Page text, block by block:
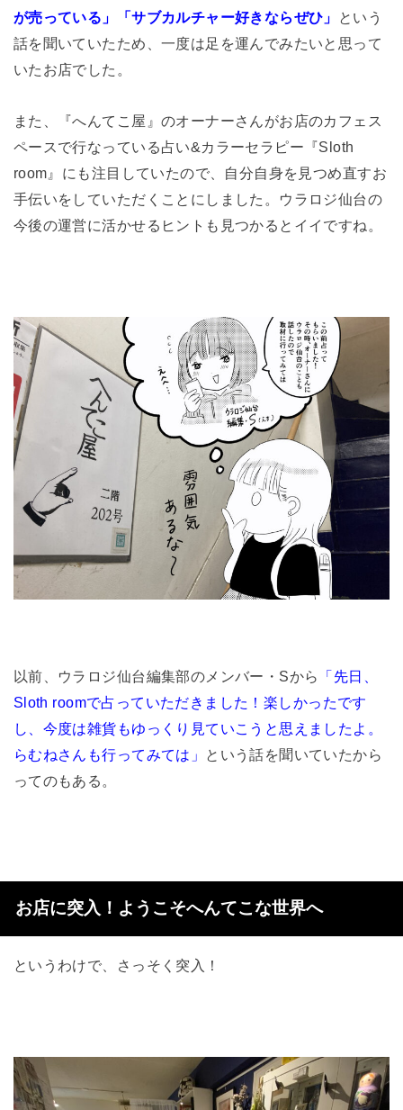
が売っている」「サブカルチャー好きならぜひ」
という
話を聞いていたため、一度は足を運んでみたいと思って
いたお店でした。
また、『へんてこ屋』のオーナーさんがお店のカフェス
ペースで行なっている占い&カラーセラピー『Sloth
room』にも注目していたので、自分自身を見つめ直すお
手伝いをしていただくことにしました。ウラロジ仙台の
今後の運営に活かせるヒントも見つかるとイイですね。
以前、ウラロジ仙台編集部のメンバー・Sから
「先日、
Sloth roomで占っていただきました！楽しかったです
し、今度は雑貨もゆっくり見ていこうと思えましたよ。
らむねさんも行ってみては」
という話を聞いていたから
ってのもある。
お店に突入！ようこそへんてこな世界へ
というわけで、さっそく突入！